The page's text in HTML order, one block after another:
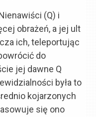
(Q) i
obrażeń, a jej ult
ich, teleportując
do
jej dawne Q
była to
kojarzonych
się ono